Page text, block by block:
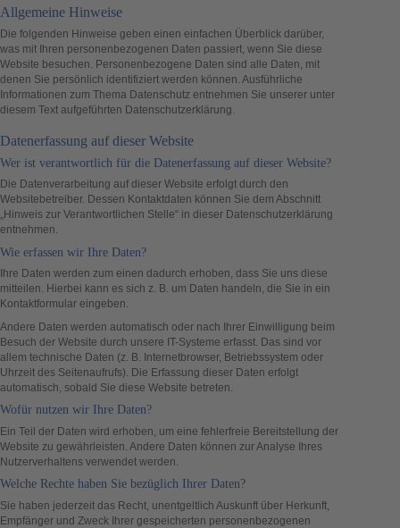
Allgemeine Hinweise
Die folgenden Hinweise geben einen einfachen Überblick darüber,
was mit Ihren personenbezogenen Daten passiert, wenn Sie diese
Website besuchen. Personenbezogene Daten sind alle Daten, mit
denen Sie persönlich identifiziert werden können. Ausführliche
Informationen zum Thema Datenschutz entnehmen Sie unserer unter
diesem Text aufgeführten Datenschutzerklärung.
Datenerfassung auf dieser Website
Wer ist verantwortlich für die Datenerfassung auf dieser Website?
Die Datenverarbeitung auf dieser Website erfolgt durch den
Websitebetreiber. Dessen Kontaktdaten können Sie dem Abschnitt
„Hinweis zur Verantwortlichen Stelle“ in dieser Datenschutzerklärung
entnehmen.
Wie erfassen wir Ihre Daten?
Ihre Daten werden zum einen dadurch erhoben, dass Sie uns diese
mitteilen. Hierbei kann es sich z. B. um Daten handeln, die Sie in ein
Kontaktformular eingeben.
Andere Daten werden automatisch oder nach Ihrer Einwilligung beim
Besuch der Website durch unsere IT-Systeme erfasst. Das sind vor
allem technische Daten (z. B. Internetbrowser, Betriebssystem oder
Uhrzeit des Seitenaufrufs). Die Erfassung dieser Daten erfolgt
automatisch, sobald Sie diese Website betreten.
Wofür nutzen wir Ihre Daten?
Ein Teil der Daten wird erhoben, um eine fehlerfreie Bereitstellung der
Website zu gewährleisten. Andere Daten können zur Analyse Ihres
Nutzerverhaltens verwendet werden.
Welche Rechte haben Sie bezüglich Ihrer Daten?
Sie haben jederzeit das Recht, unentgeltlich Auskunft über Herkunft,
Empfänger und Zweck Ihrer gespeicherten personenbezogenen